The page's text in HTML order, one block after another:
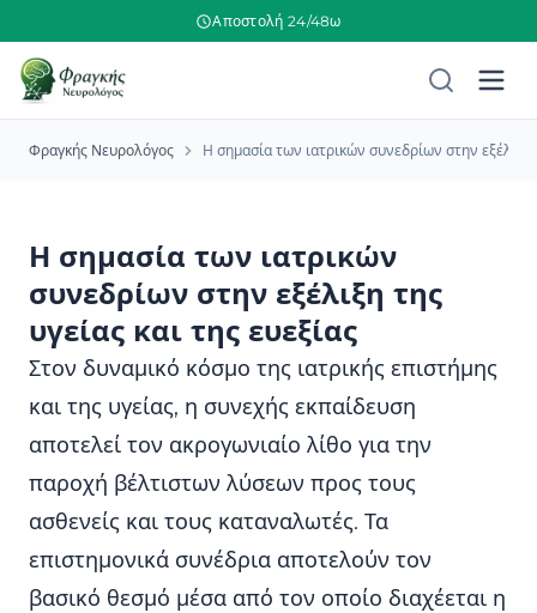
Αποστολή 24/48ω
Φραγκής Νευρολόγος Η σημασία των ιατρικών συνεδρίων στην εξέλιξη
Η σημασία των ιατρικών
συνεδρίων στην εξέλιξη της
υγείας και της ευεξίας
Στον δυναμικό κόσμο της ιατρικής επιστήμης
και της υγείας, η συνεχής εκπαίδευση
αποτελεί τον ακρογωνιαίο λίθο για την
παροχή βέλτιστων λύσεων προς τους
ασθενείς και τους καταναλωτές. Τα
επιστημονικά συνέδρια αποτελούν τον
βασικό θεσμό μέσα από τον οποίο διαχέεται η